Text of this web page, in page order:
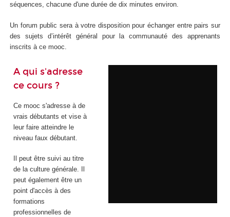
séquences, chacune d'une durée de dix minutes environ.
Un forum public sera à votre disposition pour échanger entre pairs sur
des sujets d’intérêt général pour la communauté des apprenants
inscrits à ce mooc.
A qui s'adresse
ce cours ?
Ce mooc s'adresse à de
vrais débutants et vise à
leur faire atteindre le
niveau faux débutant.
Il peut être suivi au titre
de la culture générale. Il
peut également être un
point d'accès à des
formations
professionnelles de